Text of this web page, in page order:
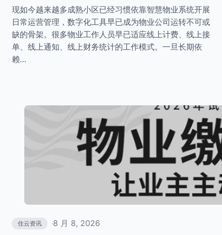
现如今越来越多成熟小区已经习惯依靠智慧物业系统开展
日常运营管理，数字化工具早已成为物业公司运转不可或
缺的骨架。很多物业工作人员早已适应线上计费、线上接
单、线上通知、线上财务统计的工作模式。一旦长期依
赖…
住云资讯 ·8 月 8, 2026